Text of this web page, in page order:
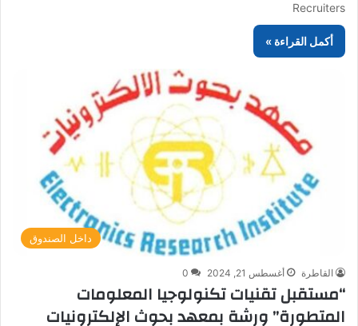
Recruiters
أكمل القراءة »
داخل الصندوق
القاطرة أغسطس 21, 2024 0
“مستقبل تقنيات تكنولوجيا المعلومات
المتطورة” ورشة بمعهد بحوث الإلكترونيات